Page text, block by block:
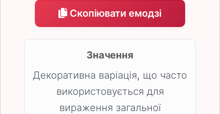
Скопіювати емодзі
Значення
Декоративна варіація, що часто
використовується для
вираження загальної